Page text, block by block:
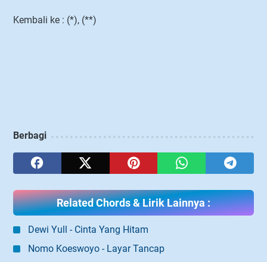
Kembali ke : (*), (**)
Berbagi
Related Chords & Lirik Lainnya :
Dewi Yull - Cinta Yang Hitam
Nomo Koeswoyo - Layar Tancap